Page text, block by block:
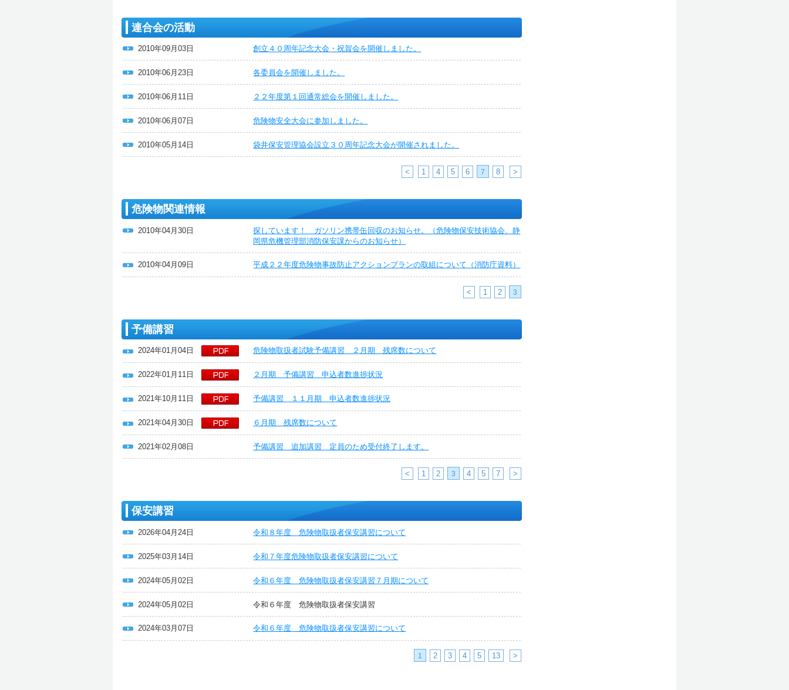
連合会の活動
2010年09月03日 創立４０周年記念大会・祝賀会を開催しました。
2010年06月23日 各委員会を開催しました。
2010年06月11日 ２２年度第１回通常総会を開催しました。
2010年06月07日 危険物安全大会に参加しました。
2010年05月14日 袋井保安管理協会設立３０周年記念大会が開催されました。
< 1 4 5 6 7 8 >
危険物関連情報
2010年04月30日
探しています！ ガソリン携帯缶回収のお知らせ。（危険物保安技術協会、静
岡県危機管理部消防保安課からのお知らせ）
2010年04月09日 平成２２年度危険物事故防止アクションプランの取組について（消防庁資料）
< 1 2 3
予備講習
2024年01月04日 危険物取扱者試験予備講習 ２月期 残席数について
2022年01月11日 ２月期 予備講習 申込者数進捗状況
2021年10月11日 予備講習 １１月期 申込者数進捗状況
2021年04月30日 ６月期 残席数について
2021年02月08日 予備講習 追加講習 定員のため受付終了します。
< 1 2 3 4 5 7 >
保安講習
2026年04月24日 令和８年度 危険物取扱者保安講習について
2025年03月14日 令和７年度危険物取扱者保安講習について
2024年05月02日 令和６年度 危険物取扱者保安講習７月期について
2024年05月02日 令和６年度 危険物取扱者保安講習
2024年03月07日 令和６年度 危険物取扱者保安講習について
1 2 3 4 5 13 >